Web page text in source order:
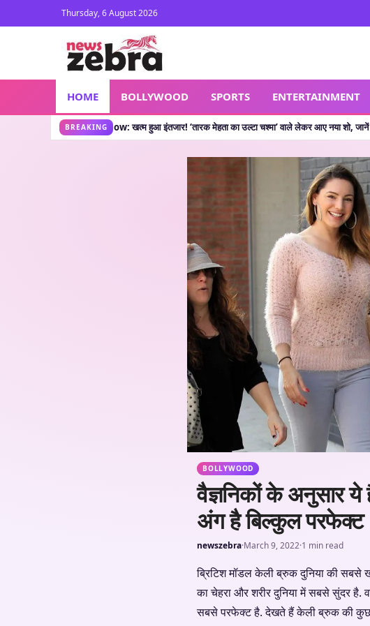
Thursday, 6 August 2026
HOME BOLLYWOOD SPORTS ENTERTAINMENT
BREAKING
New Show: खत्म हुआ इंतजार! ‘तारक मेहता का उल्टा चश्मा’ वाले लेकर आए नया शो, जानें कहां देख सकते हैं•🔥
BOLLYWOOD
वैज्ञनिकों के अनुसार ये
अंग है बिल्कुल परफेक्ट
newszebra·March 9, 2022·1 min read
ब्रिटिश मॉडल केली ब्रुक दुनिया की सबसे
का चेहरा और शरीर दुनिया में सबसे सुंदर है.
सबसे परफेक्ट है. देखते हैं केली ब्रुक की कुछ